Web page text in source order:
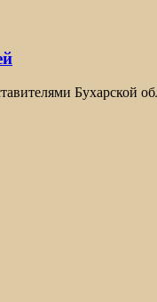
Бухарской